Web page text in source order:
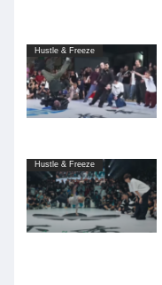
Hustle & Freeze
Hustle & Freeze